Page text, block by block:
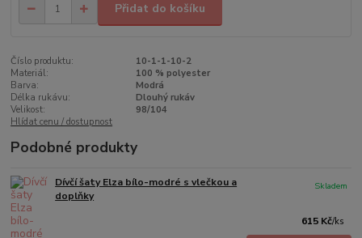
Přidat do košíku
Číslo produktu:
10-1-1-10-2
Materiál:
100 % polyester
Barva:
Modrá
Délka rukávu:
Dlouhý rukáv
Velikost:
98/104
Hlídat cenu / dostupnost
Podobné produkty
Dívčí šaty Elza bílo-modré s vlečkou a
doplňky
615 Kč/ks
Skladem